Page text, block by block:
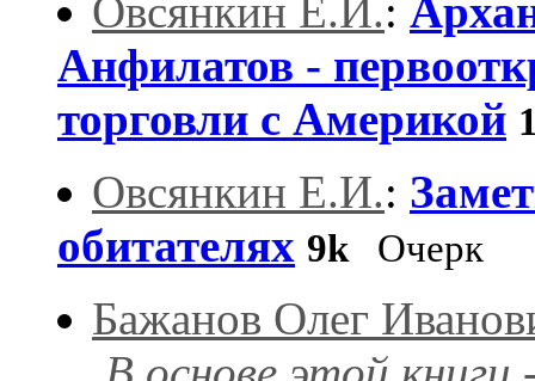
Овсянкин Е.И.:
Анфилатов -
торговли с Америкой
Овсянкин Е.И.:
обитателях 9k Очерк
Бажанов Олег